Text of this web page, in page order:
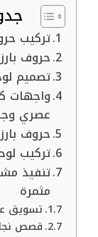
تركيب
حروف
تصميم
واجهات
عصري
حروف
تركيب
تنفيذ
مثمرة
تسويق
قصص